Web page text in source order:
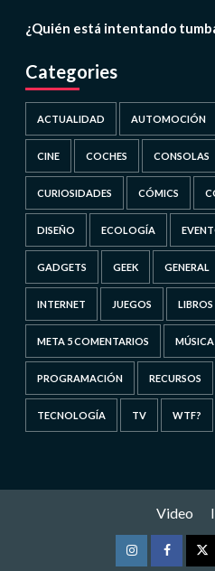
¿Quién está intentando
Categories
ACTUALIDAD AUTOMOCIÓN
CINE COCHES CONSOLAS
CURIOSIDADES CÓMICS
DISEÑO ECOLOGÍA
GADGETS GEEK GENERAL
INTERNET JUEGOS LIBROS
META 5 COMENTARIOS MÚSICA
PROGRAMACIÓN RECURSOS
TECNOLOGÍA TV WTF?
Video
Instagram